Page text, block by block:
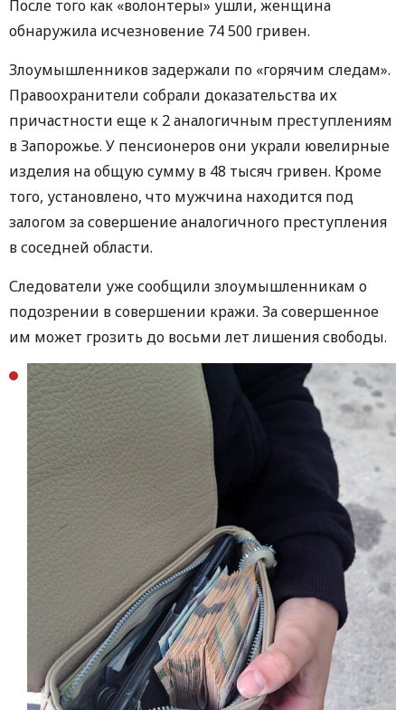
После того как «волонтеры» ушли, женщина
обнаружила исчезновение 74 500 гривен.
Злоумышленников задержали по «горячим следам».
Правоохранители собрали доказательства их
причастности еще к 2 аналогичным преступлениям
в Запорожье. У пенсионеров они украли ювелирные
изделия на общую сумму в 48 тысяч гривен. Кроме
того, установлено, что мужчина находится под
залогом за совершение аналогичного преступления
в соседней области.
Следователи уже сообщили злоумышленникам о
подозрении в совершении кражи. За совершенное
им может грозить до восьми лет лишения свободы.